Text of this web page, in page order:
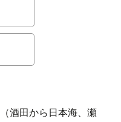
酒田から日本海、瀬